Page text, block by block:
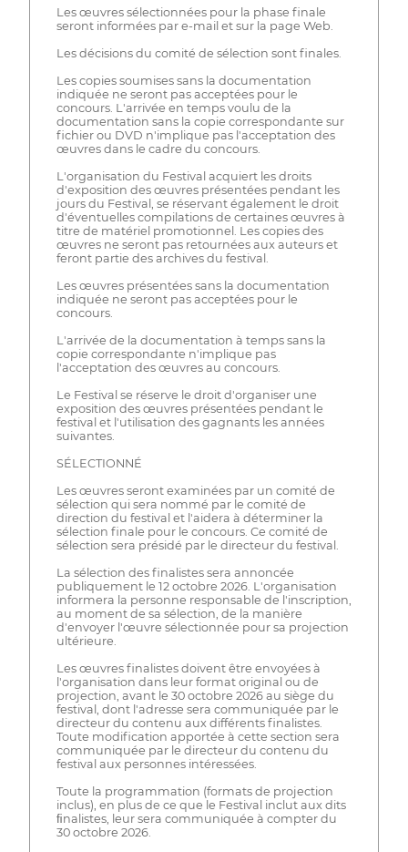
Les œuvres sélectionnées pour la phase finale
seront informées par e-mail et sur la page Web.
Les décisions du comité de sélection sont finales.
Les copies soumises sans la documentation
indiquée ne seront pas acceptées pour le
concours. L'arrivée en temps voulu de la
documentation sans la copie correspondante sur
fichier ou DVD n'implique pas l'acceptation des
œuvres dans le cadre du concours.
L'organisation du Festival acquiert les droits
d'exposition des œuvres présentées pendant les
jours du Festival, se réservant également le droit
d'éventuelles compilations de certaines œuvres à
titre de matériel promotionnel. Les copies des
œuvres ne seront pas retournées aux auteurs et
feront partie des archives du festival.
Les œuvres présentées sans la documentation
indiquée ne seront pas acceptées pour le
concours.
L'arrivée de la documentation à temps sans la
copie correspondante n'implique pas
l'acceptation des œuvres au concours.
Le Festival se réserve le droit d'organiser une
exposition des œuvres présentées pendant le
festival et l'utilisation des gagnants les années
suivantes.
SÉLECTIONNÉ
Les œuvres seront examinées par un comité de
sélection qui sera nommé par le comité de
direction du festival et l'aidera à déterminer la
sélection finale pour le concours. Ce comité de
sélection sera présidé par le directeur du festival.
La sélection des finalistes sera annoncée
publiquement le 12 octobre 2026. L'organisation
informera la personne responsable de l'inscription,
au moment de sa sélection, de la manière
d'envoyer l'œuvre sélectionnée pour sa projection
ultérieure.
Les œuvres finalistes doivent être envoyées à
l'organisation dans leur format original ou de
projection, avant le 30 octobre 2026 au siège du
festival, dont l'adresse sera communiquée par le
directeur du contenu aux différents finalistes.
Toute modification apportée à cette section sera
communiquée par le directeur du contenu du
festival aux personnes intéressées.
Toute la programmation (formats de projection
inclus), en plus de ce que le Festival inclut aux dits
ﬁnalistes, leur sera communiquée à compter du
30 octobre 2026.